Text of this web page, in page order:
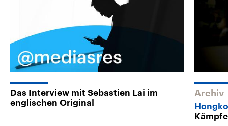
Das Interview mit Sebastien Lai im
englischen Original
Archiv